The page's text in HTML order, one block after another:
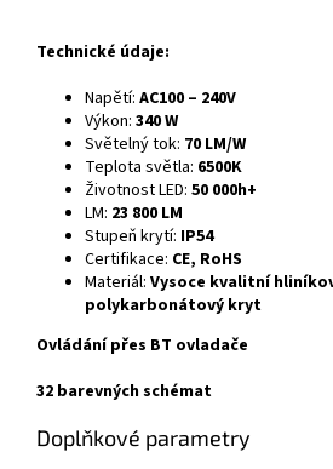
Technické údaje:
Napětí: AC100 – 240V
Výkon: 340W
Světelný tok: 70 LM/W
Teplota světla: 6500K
Životnost LED: 50 000h+
LM: 23 800 LM
Stupeň krytí: IP54
Certifikace: CE, RoHS
Materiál: Vysoce kvalitní
polykarbonátový kryt
Ovládání přes BT ovladače
32 barevných schémat
Doplňkové parametry